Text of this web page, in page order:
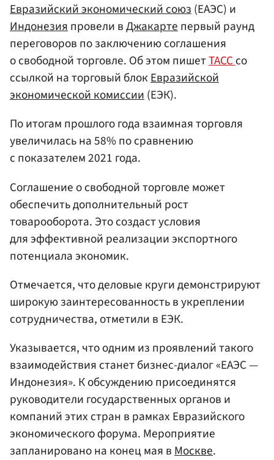
Евразийский экономический союз(ЕАЭС) и
Индонезияпровели вДжакартепервый раунд
переговоров по заключению соглашения
о свободной торговле. Об этом пишетТАССсо
ссылкой на торговый блокЕвразийской
экономической комиссии(ЕЭК).
По итогам прошлого года взаимная торговля
увеличилась на 58% по сравнению
с показателем 2021 года.
Соглашение о свободной торговле может
обеспечить дополнительный рост
товарооборота. Это создаст условия
для эффективной реализации экспортного
потенциала экономик.
Отмечается, что деловые круги демонстрируют
широкую заинтересованность в укреплении
сотрудничества, отметили в ЕЭК.
Указывается, что одним из проявлений такого
взаимодействия станет бизнес-диалог «ЕАЭС —
Индонезия». К обсуждению присоединятся
руководители государственных органов и
компаний этих стран в рамках Евразийского
экономического форума. Мероприятие
запланировано на конец мая вМоскве.